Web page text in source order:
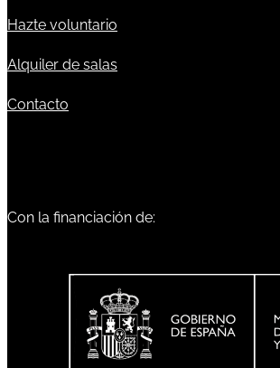
Hazte voluntario
Alquiler de salas
Contacto
Con la financiación de: